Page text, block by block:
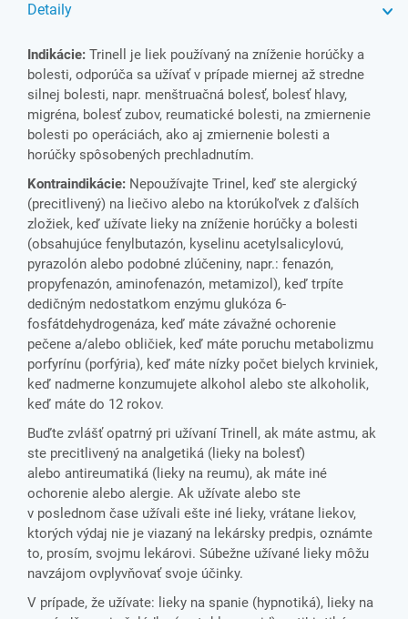
Detaily
Indikácie: Trinell je liek používaný na zníženie horúčky a
bolesti, odporúča sa užívať v prípade miernej až stredne
silnej bolesti, napr. menštruačná bolesť, bolesť hlavy,
migréna, bolesť zubov, reumatické bolesti, na zmiernenie
bolesti po operáciách, ako aj zmiernenie bolesti a
horúčky spôsobených prechladnutím.
Kontraindikácie: Nepoužívajte Trinel, keď ste alergický
(precitlivený) na liečivo alebo na ktorúkoľvek z ďalších
zložiek, keď užívate lieky na zníženie horúčky a bolesti
(obsahujúce fenylbutazón, kyselinu acetylsalicylovú,
pyrazolón alebo podobné zlúčeniny, napr.: fenazón,
propyfenazón, aminofenazón, metamizol), keď trpíte
dedičným nedostatkom enzýmu glukóza 6-
fosfátdehydrogenáza, keď máte závažné ochorenie
pečene a/alebo obličiek, keď máte poruchu metabolizmu
porfyrínu (porfýria), keď máte nízky počet bielych krviniek,
keď nadmerne konzumujete alkohol alebo ste alkoholik,
keď máte do 12 rokov.
Buďte zvlášť opatrný pri užívaní Trinell, ak máte astmu, ak
ste precitlivený na analgetiká (lieky na bolesť)
alebo antireumatiká (lieky na reumu), ak máte iné
ochorenie alebo alergie. Ak užívate alebo ste
v poslednom čase užívali ešte iné lieky, vrátane liekov,
ktorých výdaj nie je viazaný na lekársky predpis, oznámte
to, prosím, svojmu lekárovi. Súbežne užívané lieky môžu
navzájom ovplyvňovať svoje účinky.
V prípade, že užívate: lieky na spanie (hypnotiká), lieky na